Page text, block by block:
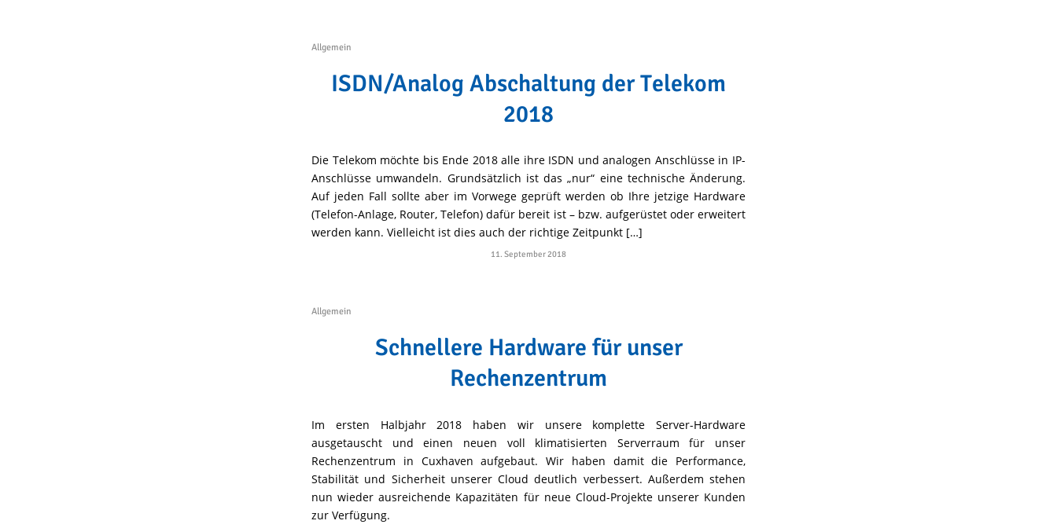
Allgemein
ISDN/Analog Abschaltung der Telekom
2018
Die Telekom möchte bis Ende 2018 alle ihre ISDN und analogen Anschlüsse in IP-
Anschlüsse umwandeln. Grundsätzlich ist das „nur“ eine technische Änderung.
Auf jeden Fall sollte aber im Vorwege geprüft werden ob Ihre jetzige Hardware
(Telefon-Anlage, Router, Telefon) dafür bereit ist – bzw. aufgerüstet oder erweitert
werden kann. Vielleicht ist dies auch der richtige Zeitpunkt […]
11. September 2018
Allgemein
Schnellere Hardware für unser
Rechenzentrum
Im ersten Halbjahr 2018 haben wir unsere komplette Server-Hardware
ausgetauscht und einen neuen voll klimatisierten Serverraum für unser
Rechenzentrum in Cuxhaven aufgebaut. Wir haben damit die Performance,
Stabilität und Sicherheit unserer Cloud deutlich verbessert. Außerdem stehen
nun wieder ausreichende Kapazitäten für neue Cloud-Projekte unserer Kunden
zur Verfügung.